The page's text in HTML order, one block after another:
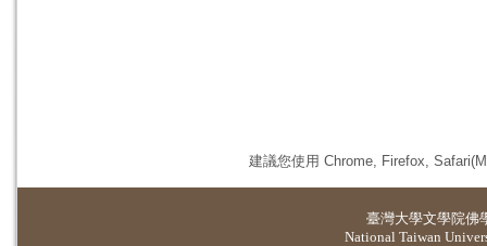
建議您使用 Chrome, Firefox,
臺灣大學文學院佛
National Taiwan